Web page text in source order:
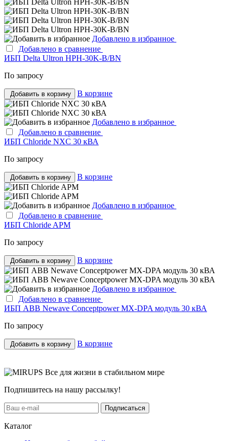
Добавлено в избранное
Добавлено в сравнение
ИБП Delta Ultron HPH-30K-B/BN
По запросу
Добавить в корзину В корзине
Добавлено в избранное
Добавлено в сравнение
ИБП Chloride NXC 30 кВА
По запросу
Добавить в корзину В корзине
Добавлено в избранное
Добавлено в сравнение
ИБП Chloride APM
По запросу
Добавить в корзину В корзине
Добавлено в избранное
Добавлено в сравнение
ИБП ABB Newave Conceptpower MX-DPA модуль 30 кВА
По запросу
Добавить в корзину В корзине
Все для жизни в стабильном мире
Подпишитесь на нашу рассылку!
Подписаться
Каталог